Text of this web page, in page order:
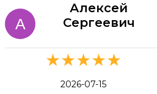
Алексей
Сергеевич
★★★★★
2026-07-15